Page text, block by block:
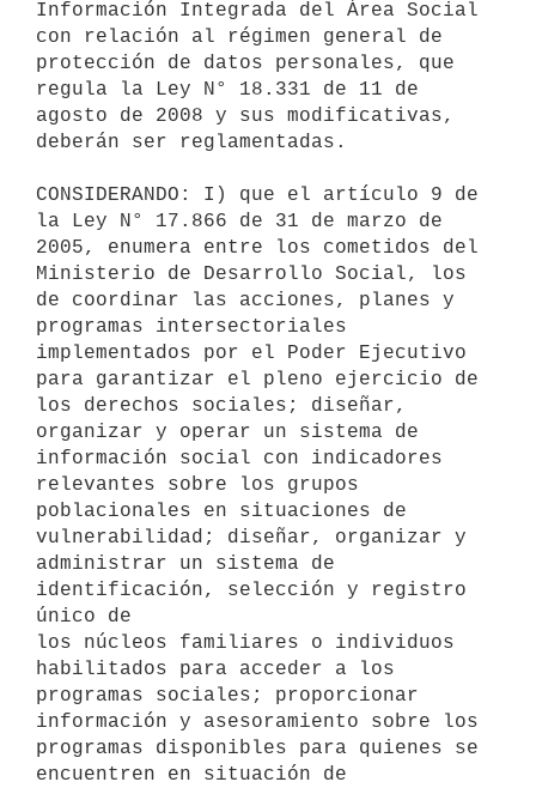
Información Integrada del Área Social
con relación al régimen general de
protección de datos personales, que
regula la Ley N° 18.331 de 11 de
agosto de 2008 y sus modificativas,
deberán ser reglamentadas.
CONSIDERANDO: I) que el artículo 9 de
la Ley N° 17.866 de 31 de marzo de
2005, enumera entre los cometidos del
Ministerio de Desarrollo Social, los
de coordinar las acciones, planes y
programas intersectoriales
implementados por el Poder Ejecutivo
para garantizar el pleno ejercicio de
los derechos sociales; diseñar,
organizar y operar un sistema de
información social con indicadores
relevantes sobre los grupos
poblacionales en situaciones de
vulnerabilidad; diseñar, organizar y
administrar un sistema de
identificación, selección y registro
único de
los núcleos familiares o individuos
habilitados para acceder a los
programas sociales; proporcionar
información y asesoramiento sobre los
programas disponibles para quienes se
encuentren en situación de